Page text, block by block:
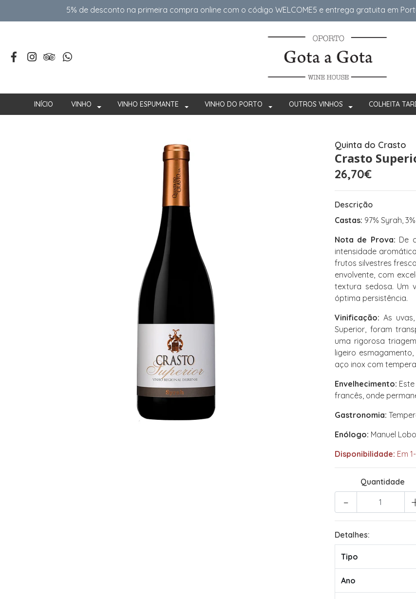
5% de desconto na primeira compra online com o código WELCOME5 e entrega gratuita em
INÍCIO VINHO VINHO ESPUMANTE VINHO DO PORTO OUTROS VINHOS COLHEITA
Quinta do Crasto
Crasto
26,70€
Descrição
Castas: 97% Syrah,
Nota de Prova: De
intensidade
frutos silvestres
envolvente, com
textura sedosa. Um
óptima persistência.
Vinificação: As
Superior, foram
uma rigorosa
ligeiro
aço inox com
Envelhecimento:
francês, onde
Gastronomia:
Enólogo: Manuel Lobo
Disponibilidade: Em
Quantidade
-
Detalhes:
Tipo
Ano